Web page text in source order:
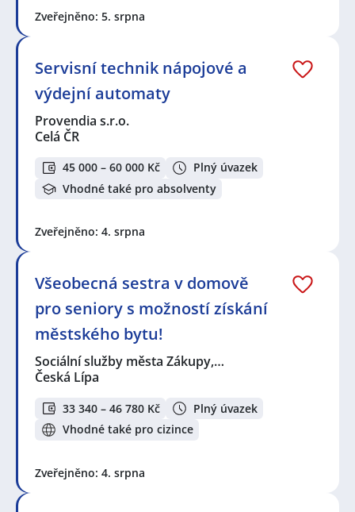
Zveřejněno: 5. srpna
Servisní technik nápojové a
výdejní automaty
Provendia s.r.o.
Celá ČR
45 000 – 60 000 Kč
Plný úvazek
Vhodné také pro absolventy
Zveřejněno: 4. srpna
Všeobecná sestra v domově
pro seniory s možností získání
městského bytu!
Sociální služby města Zákupy,…
Česká Lípa
33 340 – 46 780 Kč
Plný úvazek
Vhodné také pro cizince
Zveřejněno: 4. srpna